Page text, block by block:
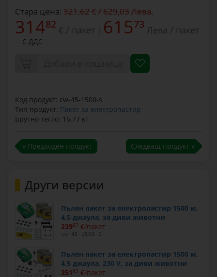
Стара цена: 321,62 € / 629,03 Лева.
31482 € / пакет | 61573 Лева / пакет
С ДДС
Код продукт: cw-45-1500-s
Тип продукт: Пакет за електропастир
Брутно тегло: 16.77 кг
« Предходен продукт Следващ продукт »
Други версии
Пълен пакет за електропастир 1500 м,
4,5 джаула, за диви животни
23982 €/пакет
cw-45-1500-0
Пълен пакет за електропастир 1500 м,
4,5 джаула, 230 V, за диви животни
251 82 €/пакет